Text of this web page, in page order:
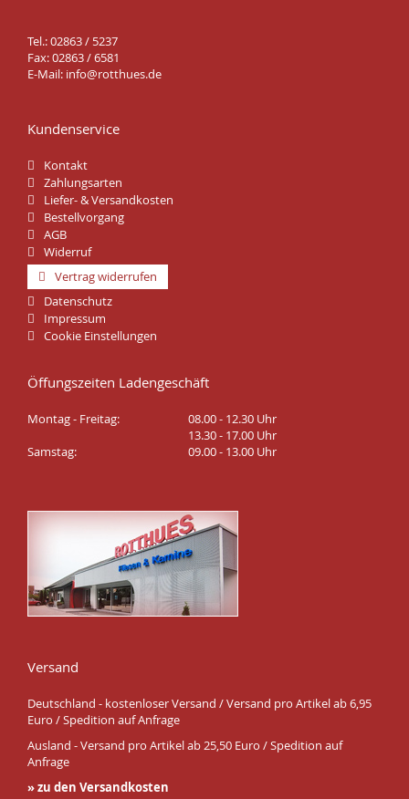
Tel.: 02863 / 5237
Fax: 02863 / 6581
E-Mail: info@rotthues.de
Kundenservice
Kontakt
Zahlungsarten
Liefer- & Versandkosten
Bestellvorgang
AGB
Widerruf
Vertrag widerrufen
Datenschutz
Impressum
Cookie Einstellungen
Öffungszeiten Ladengeschäft
Montag - Freitag:
08.00 - 12.30 Uhr
13.30 - 17.00 Uhr
Samstag:
09.00 - 13.00 Uhr
Versand
Deutschland - kostenloser Versand / Versand pro Artikel ab 6,95
Euro / Spedition auf Anfrage
Ausland - Versand pro Artikel ab 25,50 Euro / Spedition auf
Anfrage
» zu den Versandkosten